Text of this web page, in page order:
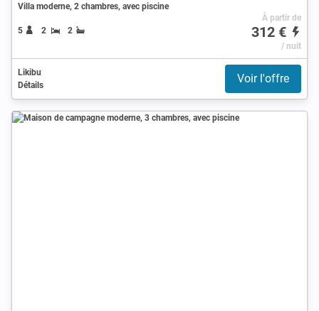
Villa moderne, 2 chambres, avec piscine
5 2 2
À partir de
312 €
/ nuit
Likibu
Détails
Voir l'offre